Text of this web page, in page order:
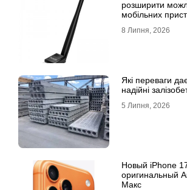
розширити
мобільних
8 Липня, 2026
Які переваги
надійні
5 Липня, 2026
Новый iPhone
оригинальный
Макс